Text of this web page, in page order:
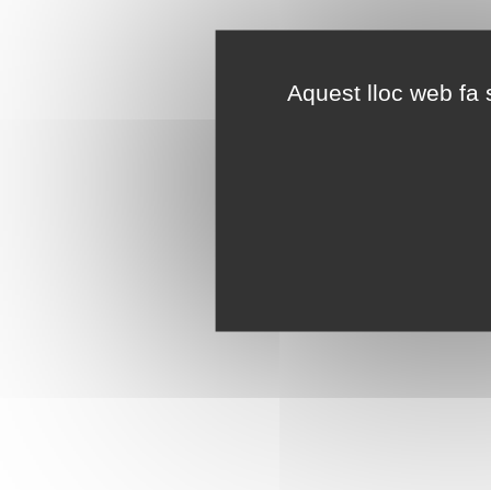
Aquest lloc web fa